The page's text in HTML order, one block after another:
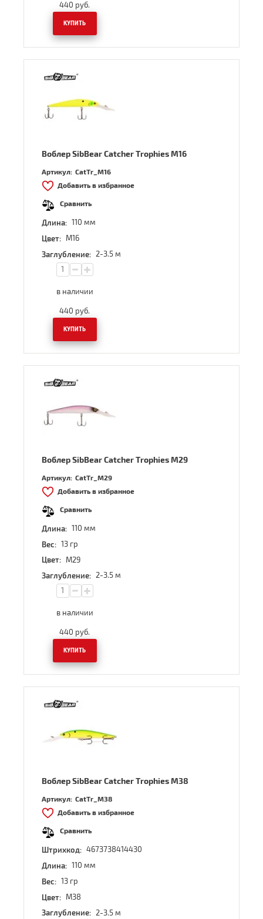
440 руб.
КУПИТЬ
Воблер SibBear Catcher Trophies M16
Артикул: CatTr_M16
Добавить в избранное
Сравнить
Длина: 110 мм
Цвет: M16
Заглубление: 2-3.5 м
в наличии
440 руб.
КУПИТЬ
Воблер SibBear Catcher Trophies M29
Артикул: CatTr_M29
Добавить в избранное
Сравнить
Длина: 110 мм
Вес: 13 гр
Цвет: M29
Заглубление: 2-3.5 м
в наличии
440 руб.
КУПИТЬ
Воблер SibBear Catcher Trophies M38
Артикул: CatTr_M38
Добавить в избранное
Сравнить
Штрихкод: 4673738414430
Длина: 110 мм
Вес: 13 гр
Цвет: M38
Заглубление: 2-3.5 м